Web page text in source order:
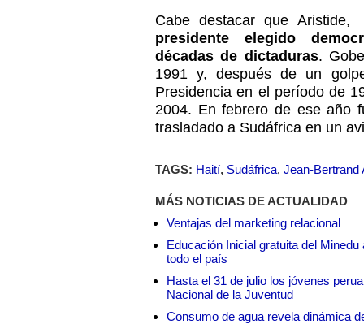
Cabe destacar que
presidente elegido
décadas de dictaduras.
1991 y, después de un
Presidencia en el período de
2004. En febrero de ese año
trasladado a Sudáfrica en un
TAGS: Haití, Sudáfrica, Jean-Bertrand
MÁS NOTICIAS DE ACTUALIDAD
Ventajas del marketing relacional
Educación Inicial gratuita del
todo el país
Hasta el 31 de julio los jóvenes
Nacional de la Juventud
Consumo de agua revela dinámica